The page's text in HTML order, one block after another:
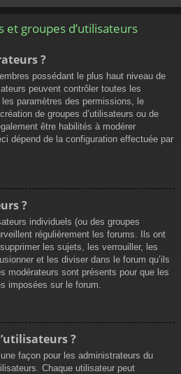
et groupes d’utilisateurs
?
possédant le plus haut niveau de
peuvent contrôler toutes les
paramètres des permissions, le
de groupes d’utilisateurs ou de
être habilités à modérer
dépend de la configuration effectuée par
?
individuels (ou des groupes
régulièrement les forums. Ils ont
les sujets, les verrouiller, les
et les diviser dans le forum qu’ils
modérateurs sont présents pour que les
imposées sur le forum.
?
façon pour les administrateurs du
Chaque utilisateur peut